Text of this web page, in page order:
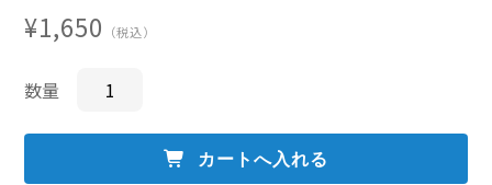
¥1,650 （税込）
数量